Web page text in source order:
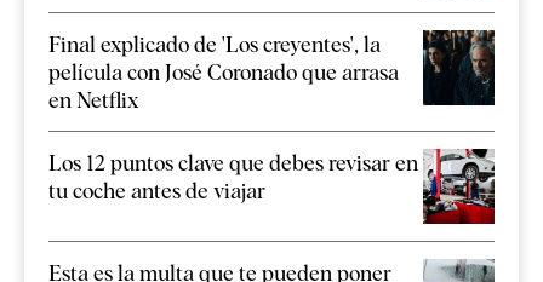
Final explicado de 'Los creyentes', la
película con José Coronado que arrasa
en Netflix
Los 12 puntos clave que debes revisar en
tu coche antes de viajar
Esta es la multa que te pueden poner